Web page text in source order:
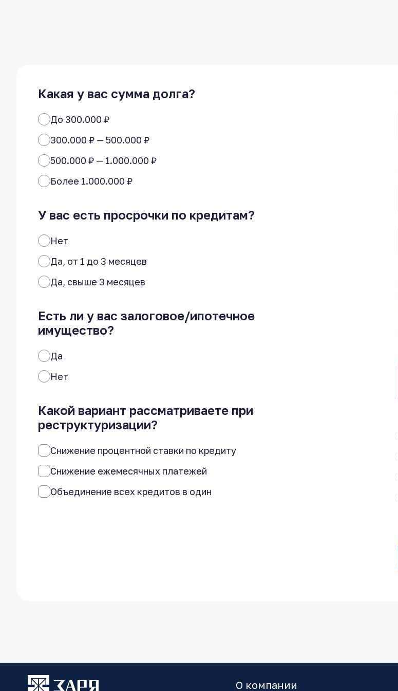
Какая у вас сумма долга?
До 300.000 ₽
300.000 ₽ — 500.000 ₽
500.000 ₽ — 1.000.000 ₽
Более 1.000.000 ₽
У вас есть просрочки по кредитам?
Нет
Да, от 1 до 3 месяцев
Да, свыше 3 месяцев
Есть ли у вас залоговое/ипотечное
имущество?
Да
Нет
Какой вариант рассматриваете при
реструктуризации?
Снижение процентной ставки по кредиту
Снижение ежемесячных платежей
Объединение всех кредитов в один
О компании